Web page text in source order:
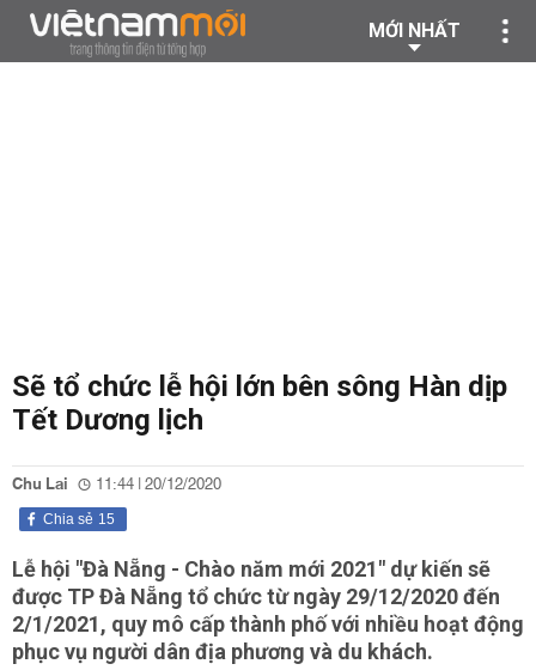
MỚI NHẤT
Sẽ tổ chức lễ hội lớn bên sông Hàn dịp
Tết Dương lịch
Chu Lai 11:44 | 20/12/2020
15
Chia sẻ
Lễ hội "Đà Nẵng - Chào năm mới 2021" dự kiến sẽ
được TP Đà Nẵng tổ chức từ ngày 29/12/2020 đến
2/1/2021, quy mô cấp thành phố với nhiều hoạt động
phục vụ người dân địa phương và du khách.